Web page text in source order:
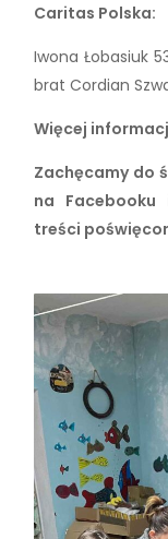
Caritas Polska:
Iwona Łobasiuk
brat Cordian
Więcej
Zachęcamy do
na
treści